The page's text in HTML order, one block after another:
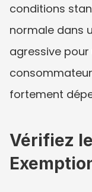
conditions
normale dans
agressive
fortement
Vérifiez